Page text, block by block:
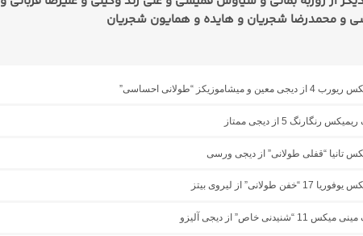
و محمدرضا شجریان و هایده و همایون شجریان
و میشاموزیکز “طولانی احساسی”
رنگارنگ 5 از دیجی ممتاز
تانیا “قفلی طولانی” از دیجی ورسی
طولانی” از لیروی بیتز
“شنیدنی خاص” از دیجی آلیزو